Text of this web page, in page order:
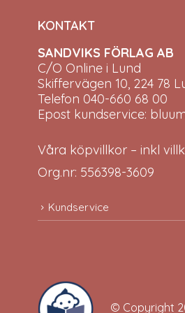
KONTAKT
SANDVIKS FÖRLAG AB
C/O Online i Lund
Skiffervägen 10, 224 78
Telefon 040-660 68 00
Epost kundservice:
Våra köpvillkor – inkl
Org.nr: 556398-3609
Kundservice
© Copyright